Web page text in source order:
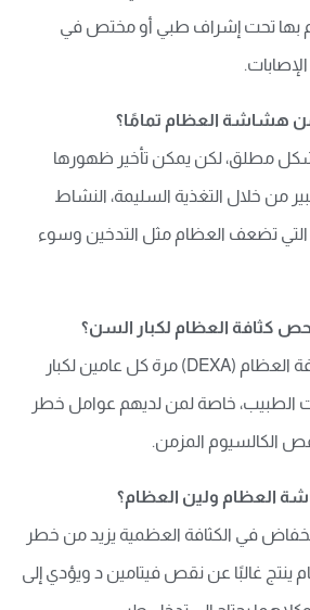
بها تحت إشراف طبي أو مختص في
مطلق، لكن يمكن تأخير ظهورها
من خلال التغذية السليمة، النشاط
التي تضعف العظام مثل التدخين وسوء
يوصى بإجراء فحص كثافة العظام (DEXA) مرة كل عامين لكبار
الطبيب، خاصة لمن لديهم عوامل خطر
الكالسيوم المزمن.
في الكثافة العظمية يزيد من خطر
ينتج غالبًا عن نقص فيتامين د ويؤدي إلى